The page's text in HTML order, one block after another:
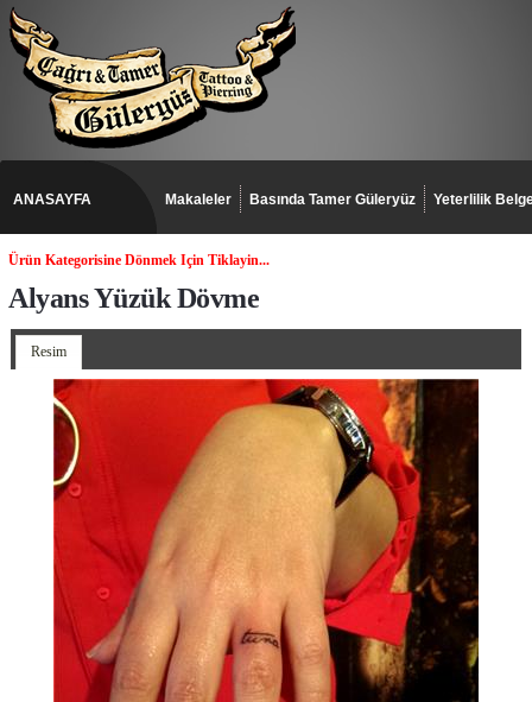
ANASAYFA Makaleler Basında Tamer Güleryüz Yeterlilik
Ürün Kategorisine Dönmek Için Tiklayin...
Alyans Yüzük Dövme
Resim